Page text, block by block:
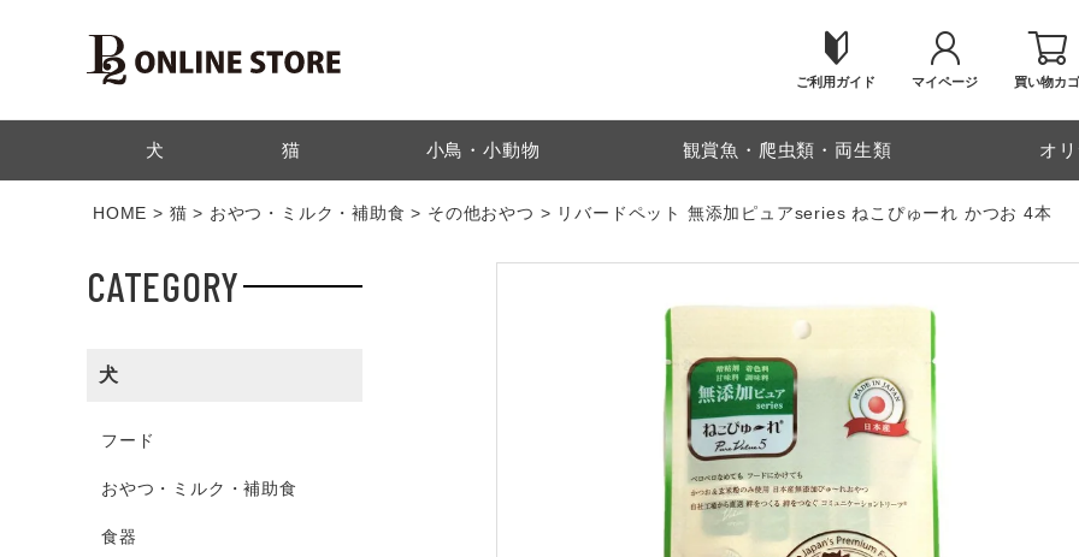
ご利用ガイド マイページ 買い物カゴ
検索
犬 猫 小鳥・小動物 観賞魚・爬虫類・両生類 オ
HOME 猫 おやつ・ミルク・補助食 その他おやつ リバードペット 無添加ピュアseries ねこぴゅーれ かつお 4本
CATEGORY
犬
フード
おやつ・ミルク・補助食
食器